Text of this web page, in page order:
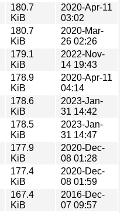
180.7
KiB
2020-Apr-11
03:02
180.7
KiB
2020-Mar-
26 02:26
179.1
KiB
2022-Nov-
14 19:43
178.9
KiB
2020-Apr-11
04:14
178.6
KiB
2023-Jan-
31 14:42
178.5
KiB
2023-Jan-
31 14:47
177.9
KiB
2020-Dec-
08 01:28
177.4
KiB
2020-Dec-
08 01:59
167.4
KiB
2016-Dec-
07 09:57